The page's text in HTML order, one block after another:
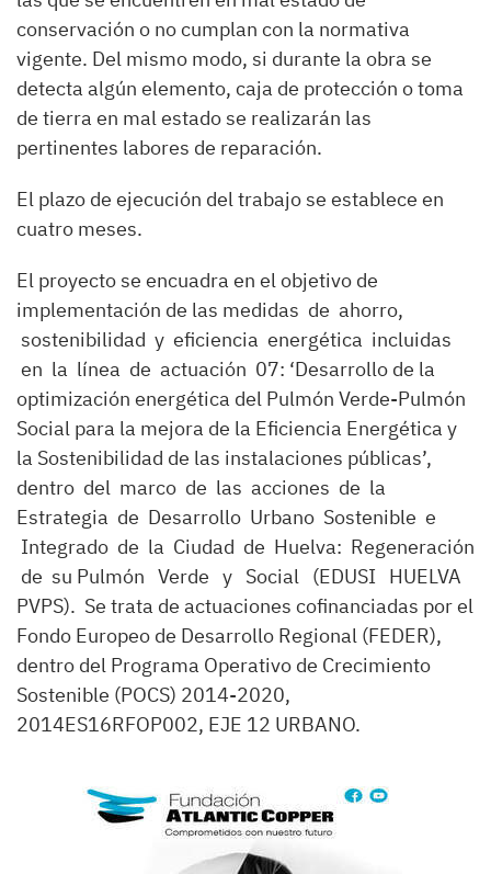
conservación o no cumplan con la normativa
vigente. Del mismo modo, si durante la obra se
detecta algún elemento, caja de protección o toma
de tierra en mal estado se realizarán las
pertinentes labores de reparación.
El plazo de ejecución del trabajo se establece en
cuatro meses.
El proyecto se encuadra en el objetivo de
implementación de las medidas de ahorro,
sostenibilidad y eficiencia energética incluidas
en la línea de actuación 07: ‘Desarrollo de la
optimización energética del Pulmón Verde-Pulmón
Social para la mejora de la Eficiencia Energética y
la Sostenibilidad de las instalaciones públicas’,
dentro del marco de las acciones de la
Estrategia de Desarrollo Urbano Sostenible e
Integrado de la Ciudad de Huelva: Regeneración
de su Pulmón Verde y Social (EDUSI HUELVA
PVPS). Se trata de actuaciones cofinanciadas por el
Fondo Europeo de Desarrollo Regional (FEDER),
dentro del Programa Operativo de Crecimiento
Sostenible (POCS) 2014-2020,
2014ES16RFOP002, EJE 12 URBANO.